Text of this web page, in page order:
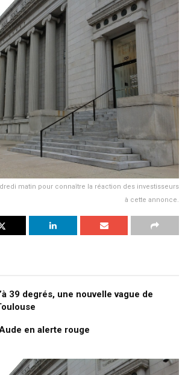
matin pour connaître la réaction des investisseurs
à cette annonce.
39 degrés, une nouvelle vague de
en alerte rouge